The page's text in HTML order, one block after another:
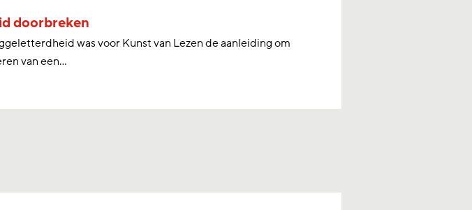
doorbreken
was voor Kunst van Lezen de aanleiding om
van een...